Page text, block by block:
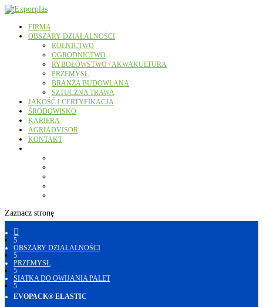
FIRMA
OBSZARY DZIAŁALNOŚCI
ROLNICTWO
OGRODNICTWO
RYBOŁÓWSTWO / AKWAKULTURA
PRZEMYSŁ
BRANŻA BUDOWLANA
SZTUCZNA TRAWA
JAKOŚĆ I CERTYFIKACJA
ŚRODOWISKO
KARIERA
AGRIADVISOR
KONTAKT
Zaznacz stronę

5
OBSZARY DZIAŁALNOŚCI
5
PRZEMYSŁ
5
SIATKA DO OWIJANIA PALET
5
EVOPACK® ELASTIC